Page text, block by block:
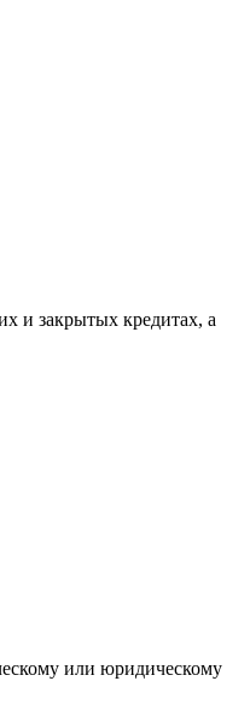
и закрытых кредитах, а
или юридическому